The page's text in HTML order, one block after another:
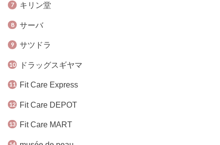
キリン堂
サーバ
サツドラ
ドラッグスギヤマ
Fit Care Express
Fit Care DEPOT
Fit Care MART